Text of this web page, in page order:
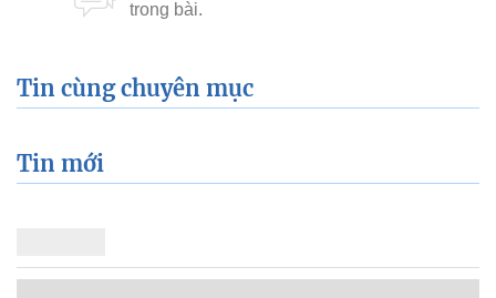
Tin cùng chuyên mục
Tin mới